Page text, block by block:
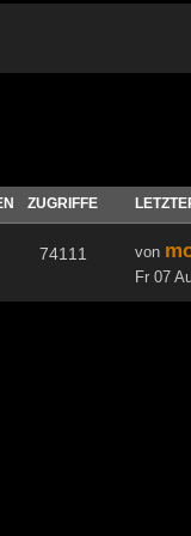
ZUGRIFFE
74111 von
Fr 07